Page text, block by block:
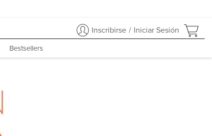
Inscribirse / Iniciar Sesión
Bestsellers